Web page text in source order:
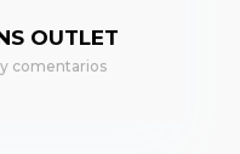
OUTLET
comentarios